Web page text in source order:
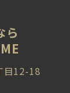
ら
目12-18